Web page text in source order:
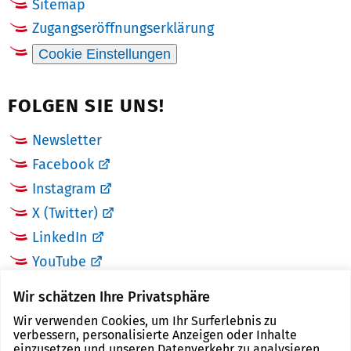
Wir schätzen Ihre Privatsphäre
Wir verwenden Cookies, um Ihr Surferlebnis zu
verbessern, personalisierte Anzeigen oder Inhalte
Sitemap
Zugangseröffnungserklärung
Cookie Einstellungen
FOLGEN SIE UNS!
Newsletter
Facebook
Instagram
X (Twitter)
LinkedIn
YouTube
LINKS
Landkreis Zwickau